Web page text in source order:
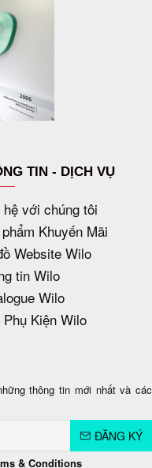
TIN - DỊCH VỤ
hệ với chúng tôi
Khuyến Mãi
Website Wilo
tin Wilo
Wilo
Phụ Kiện Wilo
thông tin mới nhất và các
ĐĂNG KÝ
& Conditions